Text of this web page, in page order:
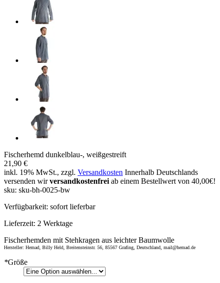
Fischerhemd dunkelblau-, weißgestreift
21,90 €
inkl. 19% MwSt., zzgl. Versandkosten Innerhalb Deutschlands
versenden wirversandkostenfrei ab einem Bestellwert von 40,00€!
sku: sku-bh-0025-bw
Verfügbarkeit: sofort lieferbar
Lieferzeit: 2 Werktage
Fischerhemden mit Stehkragen aus leichter Baumwolle
Hersteller: Hemad, Billy Held, Breitensteinstr. 56, 85567 Grafing, Deutschland, mail@hemad.de
*Größe